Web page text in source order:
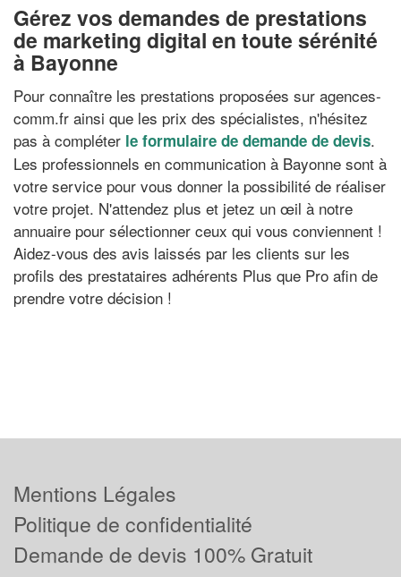
Gérez vos demandes de prestations
de marketing digital en toute sérénité
à Bayonne
Pour connaître les prestations proposées sur agences-
comm.fr ainsi que les prix des spécialistes, n'hésitez
pas à compléter le formulaire de demande de devis.
Les professionnels en communication à Bayonne sont à
votre service pour vous donner la possibilité de réaliser
votre projet. N'attendez plus et jetez un œil à notre
annuaire pour sélectionner ceux qui vous conviennent !
Aidez-vous des avis laissés par les clients sur les
profils des prestataires adhérents Plus que Pro afin de
prendre votre décision !
Mentions Légales
Politique de confidentialité
Demande de devis 100% Gratuit